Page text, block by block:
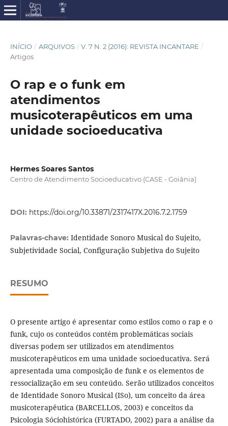
INÍCIO / ARQUIVOS / V. 7 N. 2 (2016): REVISTA INCANTARE /
Artigos
O rap e o funk em
atendimentos
musicoterapêuticos em uma
unidade socioeducativa
Hermes Soares Santos
Centro de Atendimento Socioeducativo (CASE - Goiânia)
DOI: https://doi.org/10.33871/2317417X.2016.7.2.1759
Palavras-chave: Identidade Sonoro Musical do Sujeito,
Subjetividade Social, Configuração Subjetiva do Sujeito
RESUMO
O presente artigo é apresentar como estilos como o rap e o
funk, cujo os conteúdos contém problemáticas sociais
diversas podem ser utilizados em atendimentos
musicoterapêuticos em uma unidade socioeducativa. Será
apresentada uma composição de funk e os elementos de
ressocialização em seu conteúdo. Serão utilizados conceitos
de Identidade Sonoro Musical (ISo), um conceito da área
musicoterapêutica (BARCELLOS, 2003) e conceitos da
Psicologia Sóciohistórica (FURTADO, 2002) para a análise da